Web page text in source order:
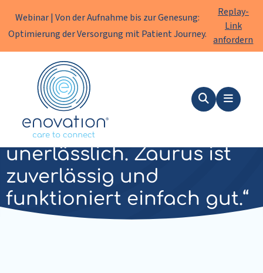
Webinar | Von der Aufnahme bis zur Genesung:
Optimierung der Versorgung mit Patient Journey.
Replay-
Link
anfordern
Enovation
SucheMenu
„Videoanrufe sind für uns
unerlässlich. Zaurus ist
zuverlässig und
funktioniert einfach gut.“